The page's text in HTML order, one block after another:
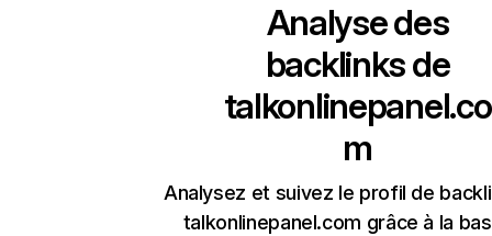
Analyse des
backlinks de
talkonlinepanel.co
m
Analysez et suivez le profil de
talkonlinepanel.com grâce à la